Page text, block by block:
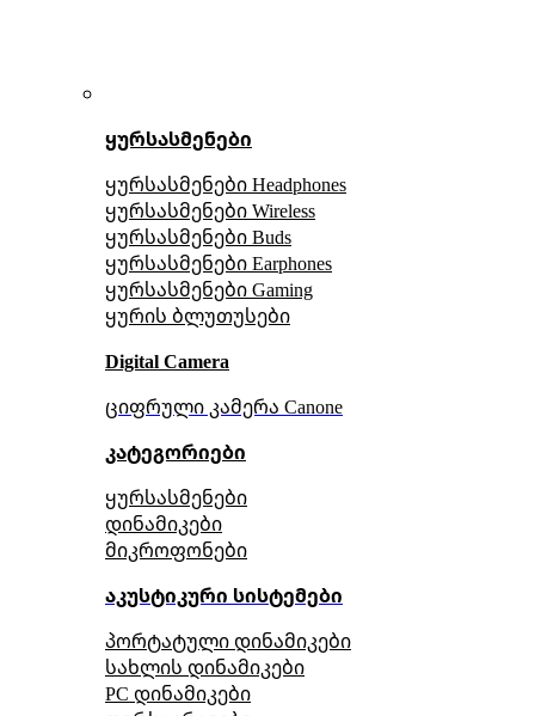
ყურსასმენები
ყურსასმენები Headphones
ყურსასმენები Wireless
ყურსასმენები Buds
ყურსასმენები Earphones
ყურსასმენები Gaming
ყურის ბლუთუსები
Digital Camera
ციფრული კამერა Сanone
კატეგორიები
ყურსასმენები
დინამიკები
მიკროფონები
აკუსტიკური სისტემები
პორტატული დინამიკები
სახლის დინამიკები
PC დინამიკები